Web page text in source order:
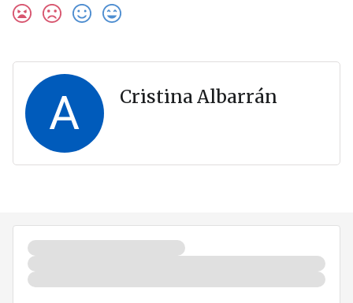
A Cristina Albarrán